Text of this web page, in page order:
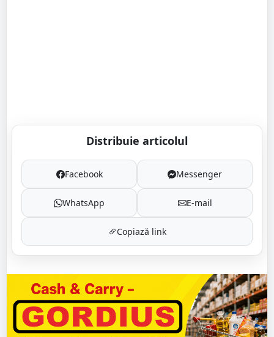
Distribuie articolul
Facebook Messenger
WhatsApp E-mail
Copiază link